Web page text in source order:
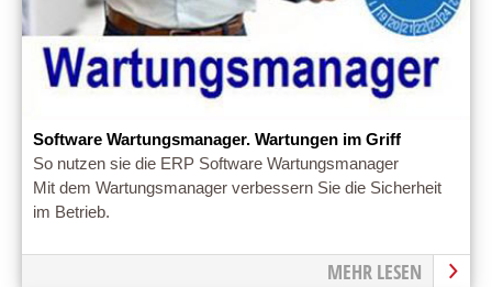
Software Wartungsmanager. Wartungen im Griff
So nutzen sie die ERP Software Wartungsmanager
Mit dem Wartungsmanager verbessern Sie die Sicherheit
im Betrieb.
MEHR LESEN